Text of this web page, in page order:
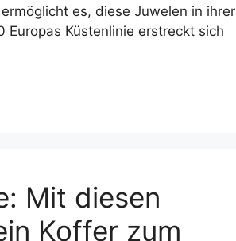
es, diese Juwelen in ihrer
Europas Küstenlinie erstreckt sich
Mit diesen
Koffer zum